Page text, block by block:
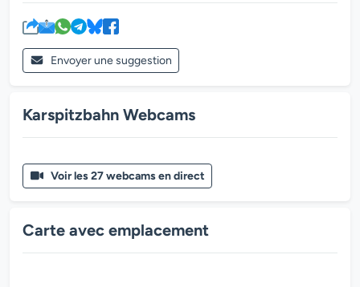
Envoyer une suggestion
Karspitzbahn Webcams
Voir les 27 webcams en direct
Carte avec emplacement